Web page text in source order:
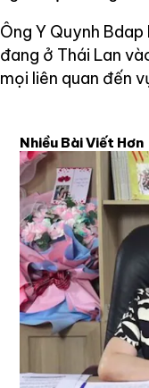
Ông Y Quynh
đang ở Thái Lan
mọi liên quan đến
Nhiều Bài Viết Hơn